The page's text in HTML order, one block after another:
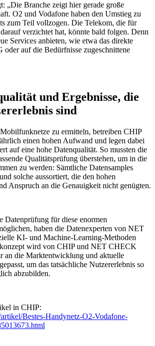
„Die Branche zeigt hier gerade große
O2 und Vodafone haben den Umstieg zu
zum Teil vollzogen. Die Telekom, die für
verzichtet hat, könnte bald folgen. Denn
Services anbieten, wie etwa das direkte
oder auf die Bedürfnisse zugeschnittene
und Ergebnisse, die
sind
zu ermitteln, betreiben CHIP
einen hohen Aufwand und legen dabei
auf eine hohe Datenqualität. So mussten die
Qualitätsprüfung überstehen, um in die
zu werden: Sämtliche Datensamples
solche aussortiert, die den hohen
Anspruch an die Genauigkeit nicht genügten.
Datenprüfung für diese enormen
haben die Datenexperten von NET
KI- und Machine-Learning-Methoden
wird von CHIP und NET CHECK
an die Marktentwicklung und aktuelle
um das tatsächliche Nutzererlebnis so
abzubilden.
in CHIP:
Bestes-Handynetz-O2-Vodafone-